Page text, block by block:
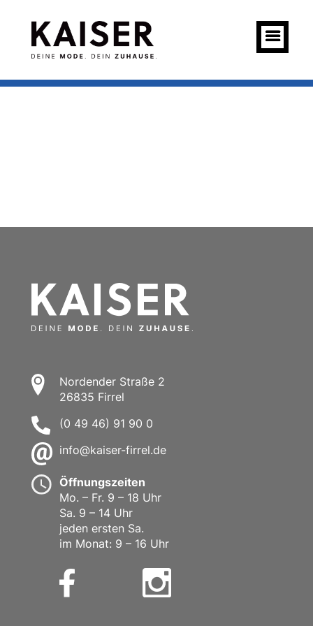
Nordender Straße 2
26835 Firrel
(0 49 46) 91 90 0
info@kaiser-firrel.de
Öffnungszeiten
Mo. – Fr. 9 – 18 Uhr
Sa. 9 – 14 Uhr
jeden ersten Sa.
im Monat: 9 – 16 Uhr